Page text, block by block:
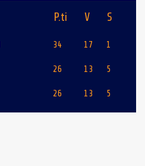
P.ti V S
34 17 1
26 13 5
26 13 5